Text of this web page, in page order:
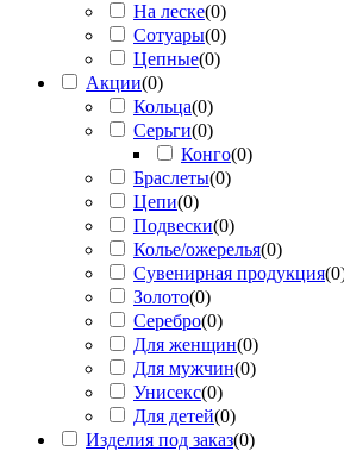
На леске(0)
Сотуары(0)
Цепные(0)
Акции(0)
Кольца(0)
Серьги(0)
Конго(0)
Браслеты(0)
Цепи(0)
Подвески(0)
Колье/ожерелья(0)
Сувенирная продукция(0
Золото(0)
Серебро(0)
Для женщин(0)
Для мужчин(0)
Унисекс(0)
Для детей(0)
Изделия под заказ(0)